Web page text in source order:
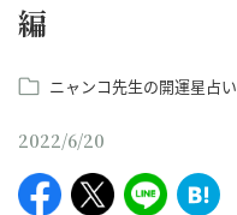
編
ニャンコ先生の開運星占い
2022/6/20